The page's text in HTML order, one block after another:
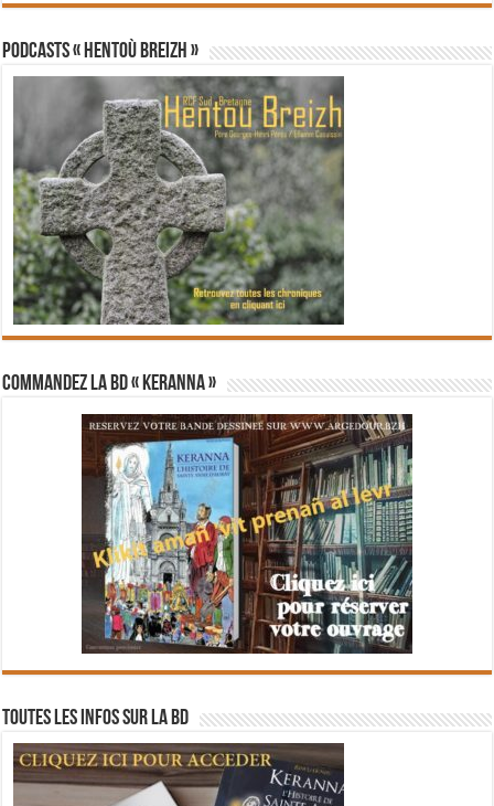
PODCASTS « Hentoù Breizh »
Commandez la BD « Keranna »
Toutes les infos sur la BD